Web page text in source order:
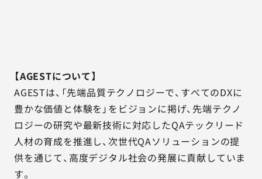
【AGESTについて】
AGESTは、「先端品質テクノロジーで、すべてのDXに
豊かな価値と体験を」をビジョンに掲げ、先端テクノ
ロジーの研究や最新技術に対応したQAテックリード
人材の育成を推進し、次世代QAソリューションの提
供を通じて、高度デジタル社会の発展に貢献していま
す。